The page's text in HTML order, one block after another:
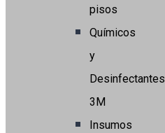
pisos
Químicos
y
Desinfectantes
3M
Insumos